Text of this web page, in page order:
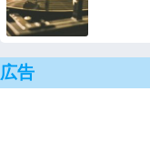
広告